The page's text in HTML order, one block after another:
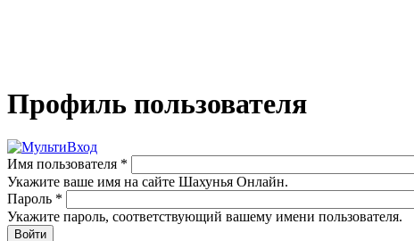
Профиль пользователя
Имя пользователя *
Укажите ваше имя на сайте Шахунья Онлайн.
Пароль *
Укажите пароль, соответствующий вашему имени пользователя.